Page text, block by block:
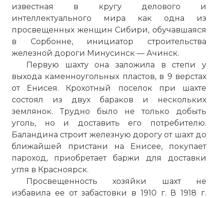
известная в кругу делового и
интеллектуального мира как одна из
просвещенных женщин Сибири, обучавшаяся
в Сорбонне, инициатор строительства
железной дороги Минусинск — Ачинск.
Первую шахтуона заложила в степи у
выхода каменноугольных пластов, в 9 верстах
от Енисея. Крохотный поселок при шахте
состоял из двух бараков и нескольких
землянок. Трудно было не только добыть
уголь, но и доставить его потребителю.
Баландина строит железную дорогу от шахтдо
ближайшей пристани на Енисее, покупает
пароход, приобретает баржи для доставки
угля в Красноярск.
Просвещенность хозяйки шахтне
избавила ее от забастовки в 1910 г. В 1918 г.